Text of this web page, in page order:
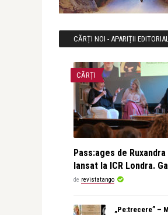
CĂRȚI NOI - APARIȚII
CĂRȚI
Pass:ages de
lansat la ICR Londra.
de revistatango
„Pe:trecere” –